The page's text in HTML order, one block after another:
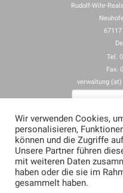
Rudolf-Wihr-
Tel.
Fax.
verwaltung
Allgemeine
Erklärung zum Datenschutz
Wir verwenden Cookies,
personalisieren,
können und die Zugriffe
Unsere Partner führen
mit weiteren Daten
haben oder die sie im
gesammelt haben.